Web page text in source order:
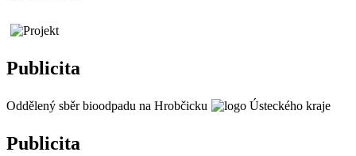
Publicita
Oddělený sběr bioodpadu na Hrobčicku
Publicita